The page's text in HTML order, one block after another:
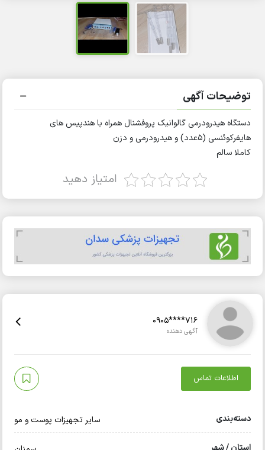
توضیحات آگهی
دستگاه هیدرودرمی گالوانیک پروفشنال همراه با هندپیس های
هایفرکوئنسی (۵عدد) و هیدرودرمی و دزن
کاملا سالم
امتیاز دهید
0905****716
آگهی دهنده
اطلاعات تماس
دسته‌بندی سایر تجهیزات پوست و مو